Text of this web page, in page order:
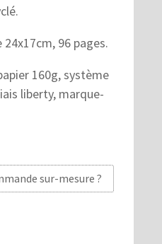
24x17cm, 96 pages.
160g, système
liberty, marque-
sur-mesure ?